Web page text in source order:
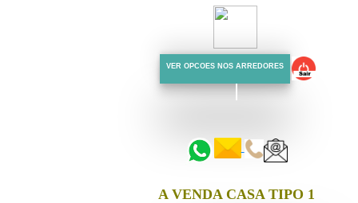
VER OPCOES NOS ARREDORES
A VENDA CASA TIPO 1